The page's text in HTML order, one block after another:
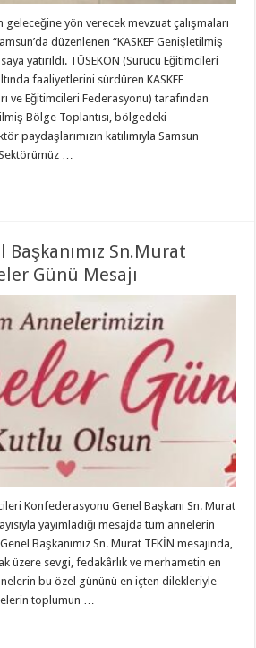
yön verecek mevzuat çalışmaları
düzenlenen “KASKEF Genişletilmiş
yatırıldı. TÜSEKON (Sürücü Eğitimcileri
faaliyetlerini sürdüren KASKEF
ve Eğitimcileri Federasyonu) tarafından
Bölge Toplantısı, bölgedeki
paydaşlarımızın katılımıyla Samsun
…
Başkanımız Sn.Murat
Günü Mesajı
Konfederasyonu Genel Başkanı Sn. Murat
yayımladığı mesajda tüm annelerin
Başkanımız Sn. Murat TEKİN mesajında,
üzere sevgi, fedakârlık ve merhametin en
bu özel gününü en içten dilekleriyle
toplumun …